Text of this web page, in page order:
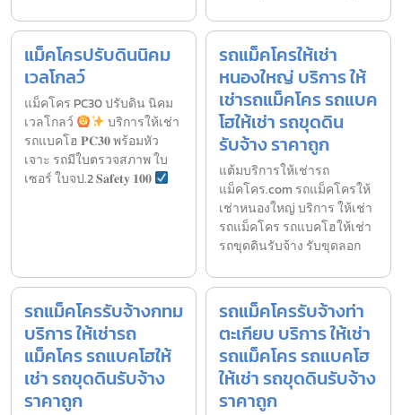
แม็คโครปรับดินนิคม
เวลโกลว์
แม็คโคร PC30 ปรับดิน นิคม
เวลโกลว์
บริการให้เช่า
รถแบคโฮ 𝐏𝐂𝟑𝟎 พร้อมหัว
เจาะ รถมีใบตรวจสภาพ ใบ
เซอร์ ใบจป.2 𝐒𝐚𝐟𝐞𝐭𝐲 𝟏𝟎𝟎
รถแม็คโครให้เช่า
หนองใหญ่ บริการ ให้
เช่ารถแม็คโคร รถแบค
โฮให้เช่า รถขุดดิน
รับจ้าง ราคาถูก
แต้มบริการให้เช่ารถ
แม็คโคร.com รถแม็คโครให้
เช่าหนองใหญ่ บริการ ให้เช่า
รถแม็คโคร รถแบคโฮให้เช่า
รถขุดดินรับจ้าง รับขุดลอก
รถแม็คโครรับจ้างกทม
บริการ ให้เช่ารถ
แม็คโคร รถแบคโฮให้
เช่า รถขุดดินรับจ้าง
ราคาถูก
รถแม็คโครรับจ้างท่า
ตะเกียบ บริการ ให้เช่า
รถแม็คโคร รถแบคโฮ
ให้เช่า รถขุดดินรับจ้าง
ราคาถูก